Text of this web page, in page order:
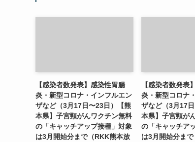
【感染者数発表】感染性胃腸
炎・新型コロナ・インフルエン
ザなど（3月17日〜23日）【熊
本県】子宮頸がんワクチン無料
の「キャッチアップ接種」対象
は3月開始分まで（RKK熊本放
【感染者数発表
炎・新型コロナ
ザなど（3月17
本県】子宮頸が
の「キャッチア
は3月開始分ま